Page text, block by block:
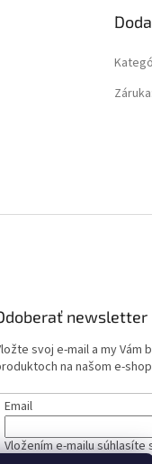
Záruka
newsletter
svoj e-mail a my
na našom e-
Email
Vložením e-mailu súhlasíte